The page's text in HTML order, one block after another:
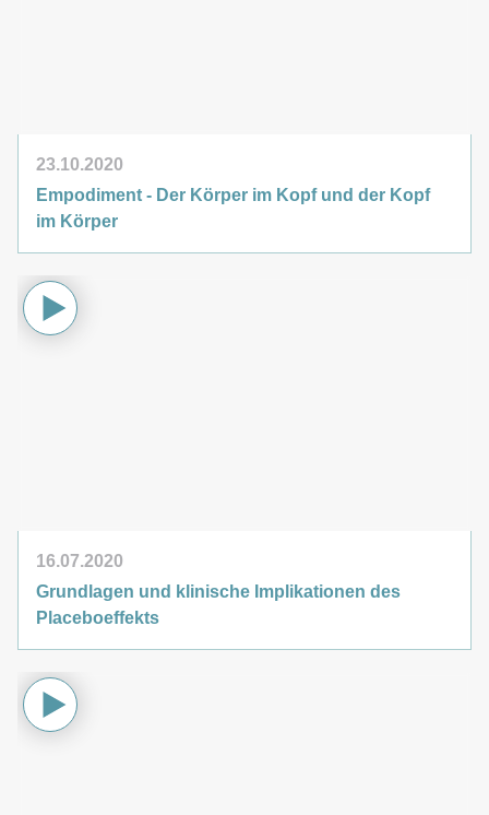
23.10.2020
Empodiment - Der Körper im Kopf und der Kopf
im Körper
16.07.2020
Grundlagen und klinische Implikationen des
Placeboeffekts